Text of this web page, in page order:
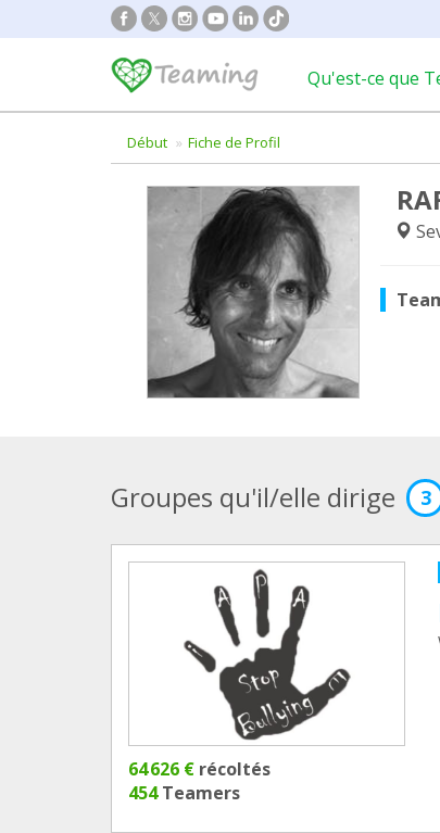
Qu'est-ce que
Début Fiche de Profil
Groupes qu'il/elle dirige 3
64 626 € récoltés
454Teamers